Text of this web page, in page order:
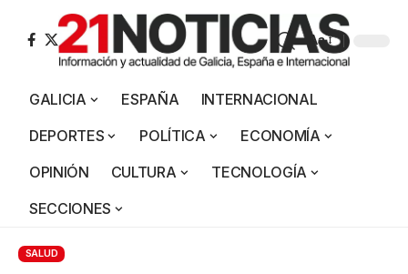
Aa
GALICIA ESPAÑA
INTERNACIONAL
DEPORTES
POLÍTICA
ECONOMÍA
OPINIÓN
CULTURA
TECNOLOGÍA
SECCIONES
SALUD